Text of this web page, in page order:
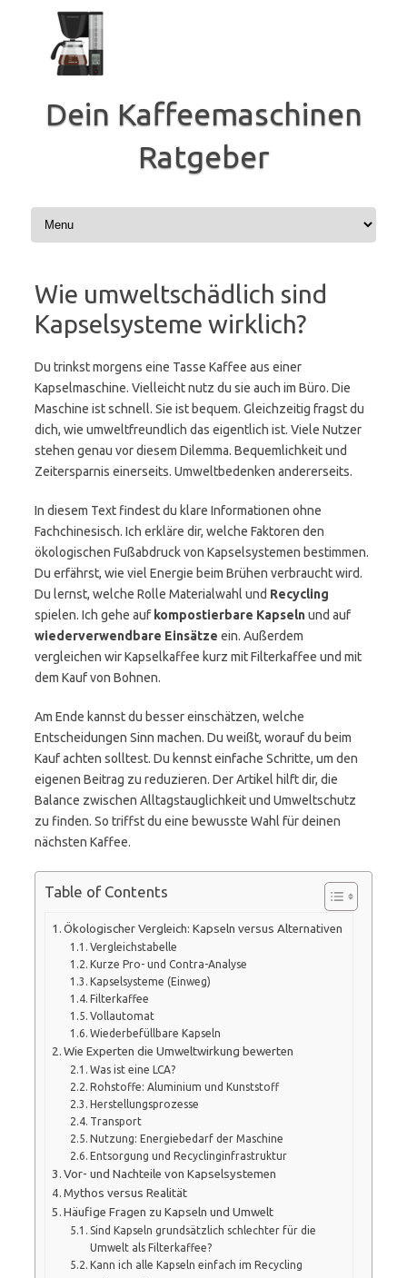
springen
Dein Kaffeemaschinen
Ratgeber
Wie umweltschädlich sind
Kapselsysteme wirklich?
Du trinkst morgens eine Tasse Kaffee aus einer
Kapselmaschine. Vielleicht nutz du sie auch im Büro. Die
Maschine ist schnell. Sie ist bequem. Gleichzeitig fragst du
dich, wie umweltfreundlich das eigentlich ist. Viele Nutzer
stehen genau vor diesem Dilemma. Bequemlichkeit und
Zeitersparnis einerseits. Umweltbedenken andererseits.
In diesem Text findest du klare Informationen ohne
Fachchinesisch. Ich erkläre dir, welche Faktoren den
ökologischen Fußabdruck von Kapselsystemen bestimmen.
Du erfährst, wie viel Energie beim Brühen verbraucht wird.
Du lernst, welche Rolle Materialwahl und Recycling
spielen. Ich gehe auf kompostierbare Kapselnund auf
wiederverwendbare Einsätze ein. Außerdem
vergleichen wir Kapselkaffee kurz mit Filterkaffee und mit
dem Kauf von Bohnen.
Am Ende kannst du besser einschätzen, welche
Entscheidungen Sinn machen. Du weißt, worauf du beim
Kauf achten solltest. Du kennst einfache Schritte, um den
eigenen Beitrag zu reduzieren. Der Artikel hilft dir, die
Balance zwischen Alltagstauglichkeit und Umweltschutz
zu finden. So triffst du eine bewusste Wahl für deinen
nächsten Kaffee.
Table of Contents
Ökologischer Vergleich: Kapseln versus Alternativen
Vergleichstabelle
Kurze Pro- und Contra-Analyse
Kapselsysteme (Einweg)
Filterkaffee
Vollautomat
Wiederbefüllbare Kapseln
Wie Experten die Umweltwirkung bewerten
Was ist eine LCA?
Rohstoffe: Aluminium und Kunststoff
Herstellungsprozesse
Transport
Nutzung: Energiebedarf der Maschine
Entsorgung und Recyclinginfrastruktur
Vor- und Nachteile von Kapselsystemen
Mythos versus Realität
Häufige Fragen zu Kapseln und Umwelt
Sind Kapseln grundsätzlich schlechter für die
Umwelt als Filterkaffee?
Kann ich alle Kapseln einfach im Recycling